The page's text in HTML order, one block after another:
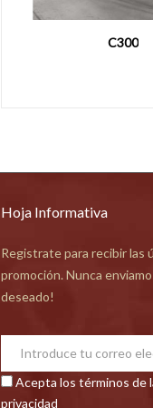
Hoja Informativa
Registrate para recibir las
promoción. Nunca
deseado!
Acepta los términos de
privacidad